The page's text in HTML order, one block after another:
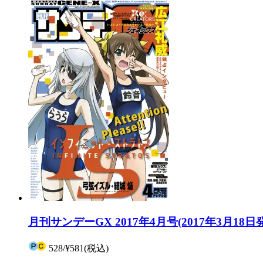
月刊サンデーGX 2017年4月号(2017年3月18日
528/¥581(税込)